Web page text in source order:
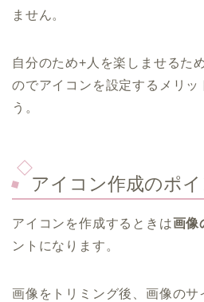
ません。
自分のため+人を楽しませるた
のでアイコンを設定するメリッ
う。
アイコン作成のポイ
アイコンを作成するときは画像
ントになります。
画像をトリミング後、画像のサ